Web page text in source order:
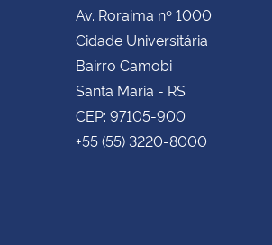
Av. Roraima nº 1000
Cidade Universitária
Bairro Camobi
Santa Maria - RS
CEP: 97105-900
+55 (55) 3220-8000